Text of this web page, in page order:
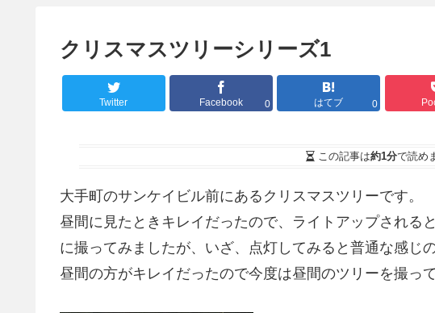
クリスマスツリーシリーズ1
Twitter Facebook 0 はてブ 0
この記事は約1分で読め
大手町のサンケイビル前にあるクリスマスツリーです。
昼間に見たときキレイだったので、ライトアップされる
に撮ってみましたが、いざ、点灯してみると普通な感じ
昼間の方がキレイだったので今度は昼間のツリーを撮って